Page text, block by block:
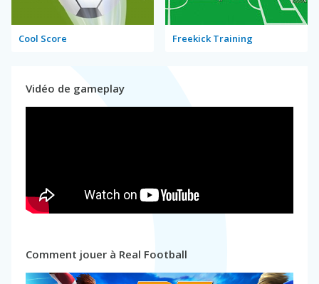
Cool Score Freekick Training
Vidéo de gameplay
Comment jouer à Real Football